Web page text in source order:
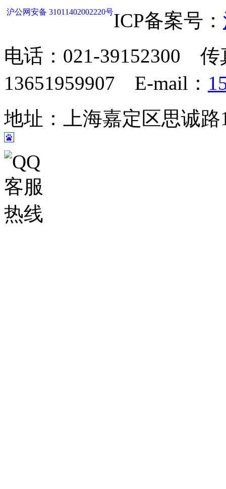
沪公网安备 31011402002220号ICP备案号：
电话：021-39152300
13651959907 E-mail：
地址：上海嘉定区思诚